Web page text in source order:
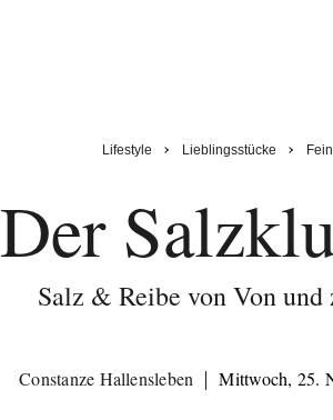
Lifestyle Lieblingsstücke
Der
Salz & Reibe von Von und
Constanze Hallensleben Mittwoch, 25.